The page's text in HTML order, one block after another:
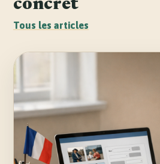
concret
Tous les articles